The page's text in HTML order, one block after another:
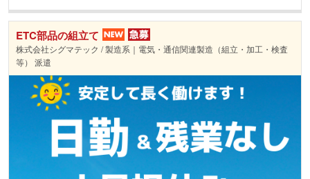
ETC部品の組立て
株式会社シグマテック / 製造系｜電気・通信関連製造（組立・加工・検査
等） 派遣